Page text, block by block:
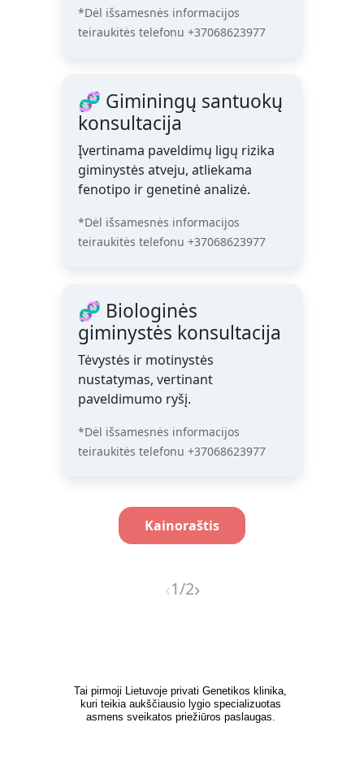
Tai pirmoji Lietuvoje privati Genetikos klinika,
kuri teikia aukščiausio lygio specializuotas
asmens sveikatos priežiūros paslaugas.